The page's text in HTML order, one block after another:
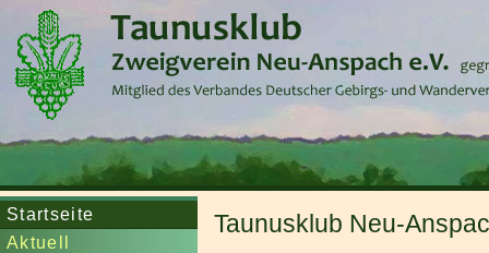
Startseite
Aktuell
Taunusklub Neu-